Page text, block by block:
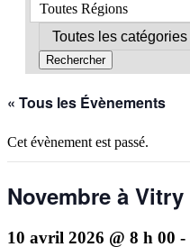
Toutes Régions
« Tous les Évènements
Cet évènement est passé.
Novembre à Vitry
10 avril 2026 @ 8 h 00 -